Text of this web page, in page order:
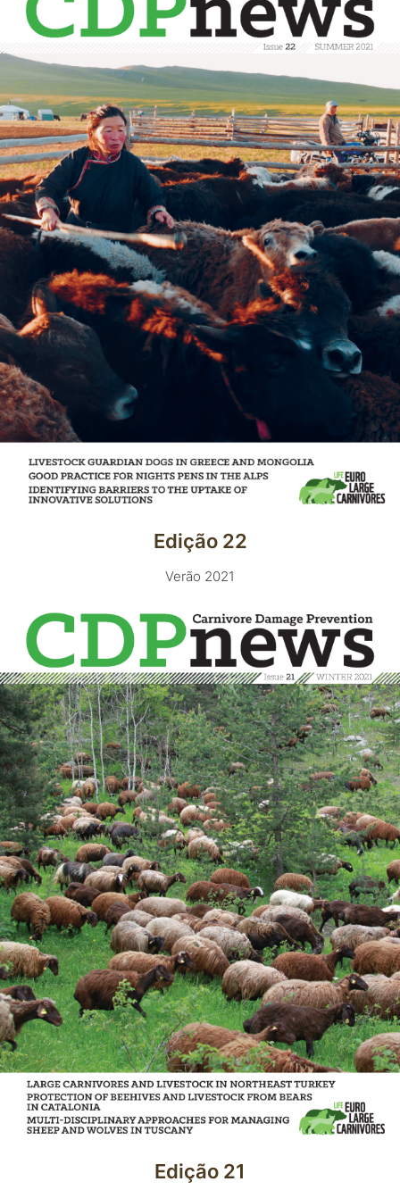
Edição 22
Verão 2021
Edição 21